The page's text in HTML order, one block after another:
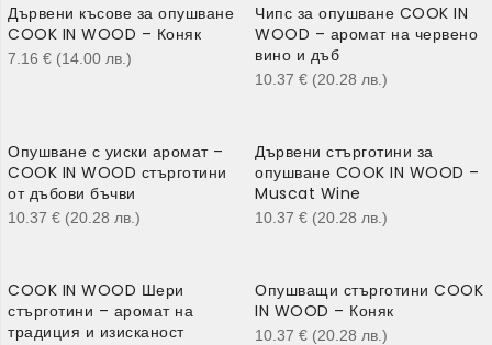
Дървени късове за опушване
COOK IN WOOD – Коняк
7.16 € (14.00 лв. )
Чипс за опушване COOK IN
WOOD – аромат на червено
вино и дъб
10.37 € (20.28 лв. )
Опушване с уиски аромат –
COOK IN WOOD стърготини
от дъбови бъчви
10.37 € (20.28 лв. )
Дървени стърготини за
опушване COOK IN WOOD –
Muscat Wine
10.37 € (20.28 лв. )
COOK IN WOOD Шери
стърготини – аромат на
традиция и изисканост
Опушващи стърготини COOK
IN WOOD – Коняк
10.37 € (20.28 лв. )